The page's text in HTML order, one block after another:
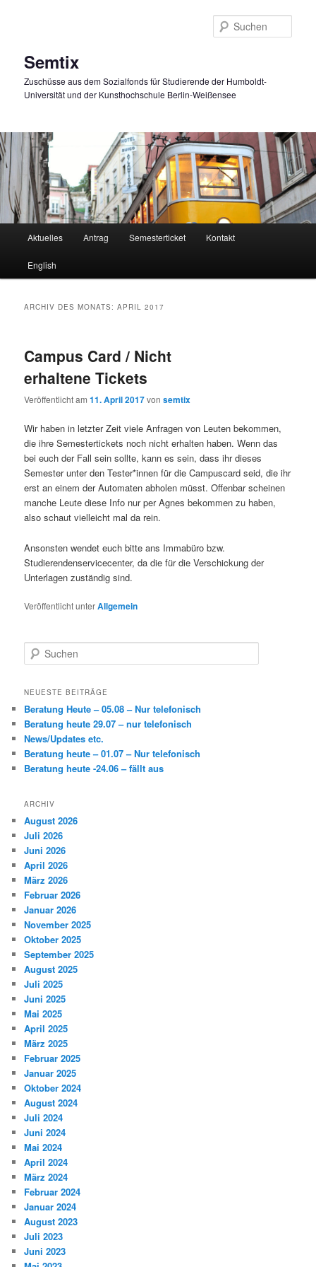
Semtix
Zuschüsse aus dem Sozialfonds für Studierende der Humboldt-
Universität und der Kunsthochschule Berlin-Weißensee
Aktuelles Antrag Semesterticket Kontakt
English
ARCHIV DES MONATS:APRIL 2017
Campus Card / Nicht
erhaltene Tickets
Veröffentlicht am11. April 2017vonsemtix
Wir haben in letzter Zeit viele Anfragen von Leuten bekommen,
die ihre Semestertickets noch nicht erhalten haben. Wenn das
bei euch der Fall sein sollte, kann es sein, dass ihr dieses
Semester unter den Tester*innen für die Campuscard seid, die ihr
erst an einem der Automaten abholen müsst. Offenbar scheinen
manche Leute diese Info nur per Agnes bekommen zu haben,
also schaut vielleicht mal da rein.
Ansonsten wendet euch bitte ans Immabüro bzw.
Studierendenservicecenter, da die für die Verschickung der
Unterlagen zuständig sind.
Veröffentlicht unterAllgemein
u
h
n
NEUESTE BEITRÄGE
Beratung Heute – 05.08 – Nur telefonisch
Beratung heute 29.07 – nur telefonisch
News/Updates etc.
Beratung heute – 01.07 – Nur telefonisch
Beratung heute -24.06 – fällt aus
ARCHIV
August 2026
Juli 2026
Juni 2026
April 2026
März 2026
Februar 2026
Januar 2026
November 2025
Oktober 2025
September 2025
August 2025
Juli 2025
Juni 2025
Mai 2025
April 2025
März 2025
Februar 2025
Januar 2025
Oktober 2024
August 2024
Juli 2024
Juni 2024
Mai 2024
April 2024
März 2024
Februar 2024
Januar 2024
August 2023
Juli 2023
Juni 2023